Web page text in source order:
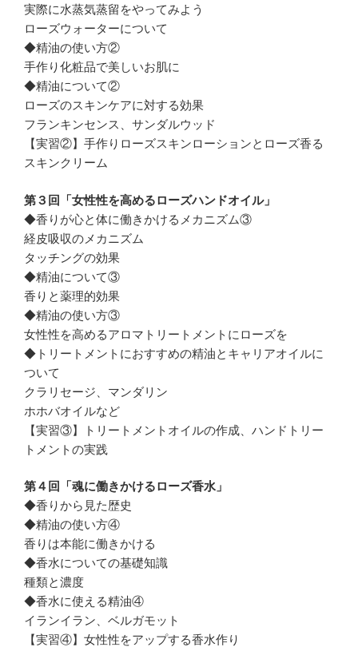
実際に水蒸気蒸留をやってみよう
ローズウォーターについて
◆精油の使い方②
手作り化粧品で美しいお肌に
◆精油について②
ローズのスキンケアに対する効果
フランキンセンス、サンダルウッド
【実習②】手作りローズスキンローションとローズ香る
スキンクリーム
第３回「女性性を高めるローズハンドオイル」
◆香りが心と体に働きかけるメカニズム③
経皮吸収のメカニズム
タッチングの効果
◆精油について③
香りと薬理的効果
◆精油の使い方③
女性性を高めるアロマトリートメントにローズを
◆トリートメントにおすすめの精油とキャリアオイルに
ついて
クラリセージ、マンダリン
ホホバオイルなど
【実習③】トリートメントオイルの作成、ハンドトリー
トメントの実践
第４回「魂に働きかけるローズ香水」
◆香りから見た歴史
◆精油の使い方④
香りは本能に働きかける
◆香水についての基礎知識
種類と濃度
◆香水に使える精油④
イランイラン、ベルガモット
【実習④】女性性をアップする香水作り